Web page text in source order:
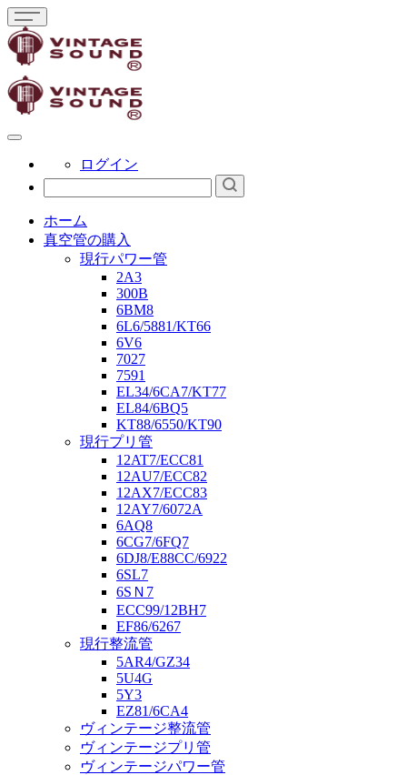
ログイン
ホーム
真空管の購入
現行パワー管
2A3
300B
6BM8
6L6/5881/KT66
6V6
7027
7591
EL34/6CA7/KT77
EL84/6BQ5
KT88/6550/KT90
現行プリ管
12AT7/ECC81
12AU7/ECC82
12AX7/ECC83
12AY7/6072A
6AQ8
6CG7/6FQ7
6DJ8/E88CC/6922
6SL7
6SＮ7
ECC99/12BH7
EF86/6267
現行整流管
5AR4/GZ34
5U4G
5Y3
EZ81/6CA4
ヴィンテージ整流管
ヴィンテージプリ管
ヴィンテージパワー管